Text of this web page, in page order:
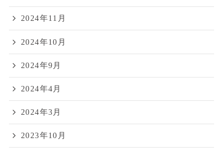
2024年11月
2024年10月
2024年9月
2024年4月
2024年3月
2023年10月